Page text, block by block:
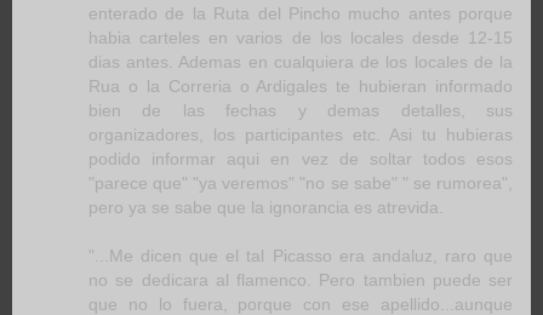
enterado de la Ruta del Pincho mucho antes porque
habia carteles en varios de los locales desde 12-15
dias antes. Ademas en cualquiera de los locales de la
Rua o la Correria o Ardigales te hubieran informado
bien de las fechas y demas detalles, sus
organizadores, los participantes etc. Asi tu hubieras
podido informar aqui en vez de soltar todos esos
"parece que" "ya veremos" "no se sabe" " se rumorea",
pero ya se sabe que la ignorancia es atrevida.
"...Me dicen que el tal Picasso era andaluz, raro que
no se dedicara al flamenco. Pero tambien puede ser
que no lo fuera, porque con ese apellido...aunque